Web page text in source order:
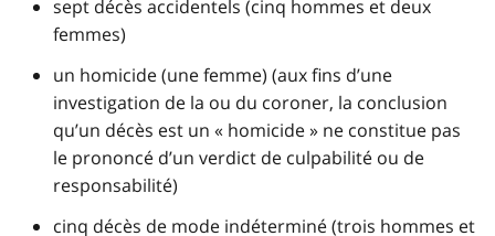
sept décès accidentels (cinq hommes et deux
femmes)
un homicide (une femme) (aux fins d’une
investigation de la ou du coroner, la conclusion
qu’un décès est un « homicide » ne constitue pas
le prononcé d’un verdict de culpabilité ou de
responsabilité)
cinq décès de mode indéterminé (trois hommes et